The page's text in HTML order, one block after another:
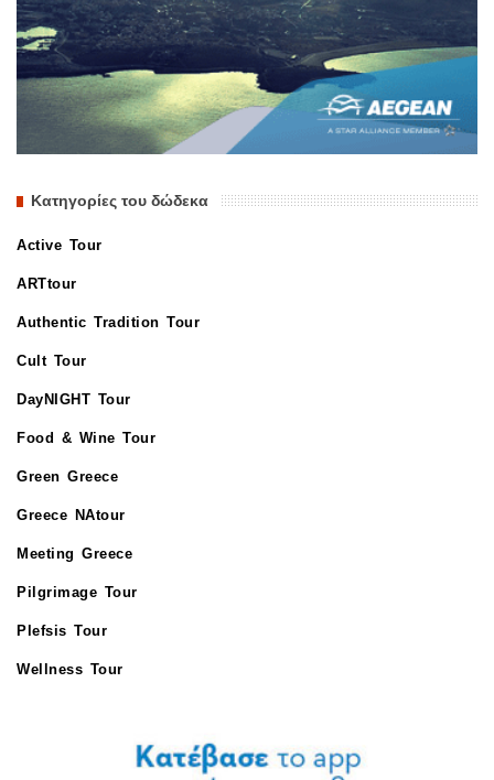
Κατηγορίες του δώδεκα
Active Tour
ARTtour
Authentic Tradition Tour
Cult Tour
DayNIGHT Tour
Food & Wine Tour
Green Greece
Greece NAtour
Meeting Greece
Pilgrimage Tour
Plefsis Tour
Wellness Tour